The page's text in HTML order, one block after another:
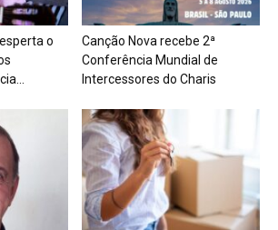
o
Canção Nova recebe 2ª
Conferência Mundial de
Intercessores do Charis